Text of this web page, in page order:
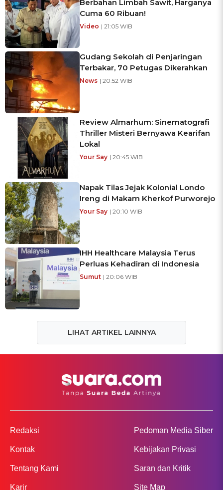
Berbahan Limbah Sawit, Harganya
Cuma 60 Ribuan!
Video | 21:05 WIB
Gudang Sekolah di Penjaringan
Terbakar, 70 Petugas Dikerahkan
News | 20:52 WIB
Review Almarhum: Sinematografi
Thriller Misteri Bernyawa Kearifan
Lokal
Your Say | 20:45 WIB
Napak Tilas Jejak Kolonial Londo
Ireng di Makam Kherkof Purworejo
Your Say | 20:10 WIB
IHH Healthcare Malaysia Terus
Perluas Kehadiran di Indonesia
Sumut | 20:06 WIB
LIHAT ARTIKEL LAINNYA
Redaksi
Kontak
Tentang Kami
Karir
Pedoman Media Siber
Kebijakan Privasi
Saran dan Kritik
Site Map